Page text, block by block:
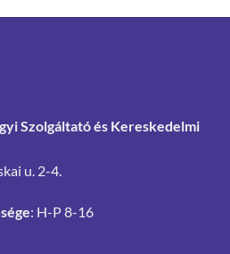
Szolgáltató és Kereskedelmi
u. 2-4.
: H-P 8-16